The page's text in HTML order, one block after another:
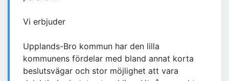
Vi erbjuder
Upplands-Bro kommun har den lilla
kommunens fördelar med bland annat korta
beslutsvägar och stor möjlighet att vara